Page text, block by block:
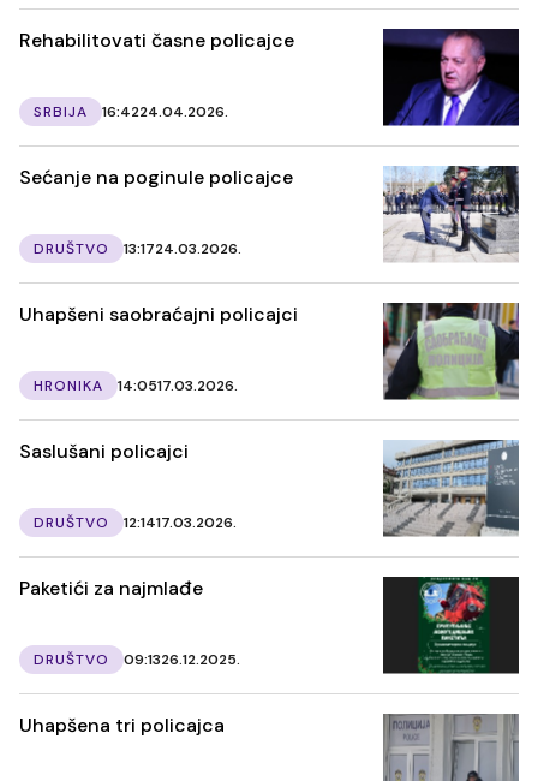
Rehabilitovati časne policajce
SRBIJA 16:4224.04.2026.
Sećanje na poginule policajce
DRUŠTVO 13:1724.03.2026.
Uhapšeni saobraćajni policajci
HRONIKA 14:0517.03.2026.
Saslušani policajci
DRUŠTVO 12:1417.03.2026.
Paketići za najmlađe
DRUŠTVO 09:1326.12.2025.
Uhapšena tri policajca